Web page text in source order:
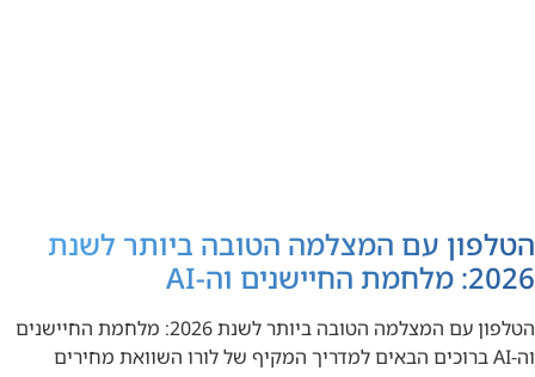
הטלפון עם המצלמה הטובה ביותר לשנת
2026: מלחמת החיישנים וה-AI
הטלפון עם המצלמה הטובה ביותר לשנת 2026: מלחמת החיישנים
וה-AI ברוכים הבאים למדריך המקיף של לורו השוואת מחירים